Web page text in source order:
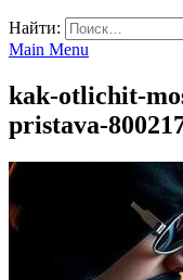
Найти:
Main Menu
kak-otlichit-
pristava-